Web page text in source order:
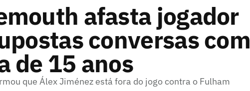
afasta jogador
conversas com
de 15 anos
que Álex Jiménez está fora do jogo contra o Fulham